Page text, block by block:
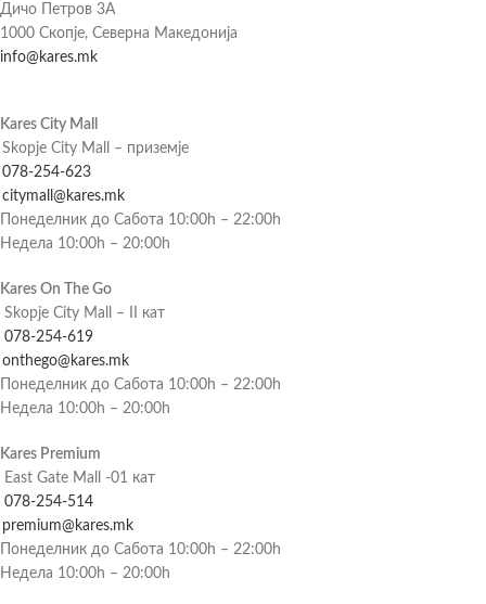
Дичо Петров 3А
1000 Скопје, Северна Македонија
info@kares.mk
Kares City Mall
Skopje City Mall – приземје
078-254-623
citymall@kares.mk
Понеделник до Сабота 10:00h – 22:00h
Недела 10:00h – 20:00h
Kares On The Go
Skopje City Mall – II кат
078-254-619
onthego@kares.mk
Понеделник до Сабота 10:00h – 22:00h
Недела 10:00h – 20:00h
Kares Premium
East Gate Mall -01 кат
078-254-514
premium@kares.mk
Понеделник до Сабота 10:00h – 22:00h
Недела 10:00h – 20:00h